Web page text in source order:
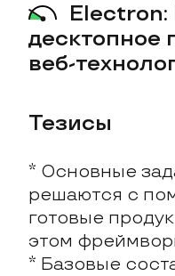
Electron: Пишем
десктопное
веб-
Тезисы
* Основные
решаются с
готовые
этом
* Базовые